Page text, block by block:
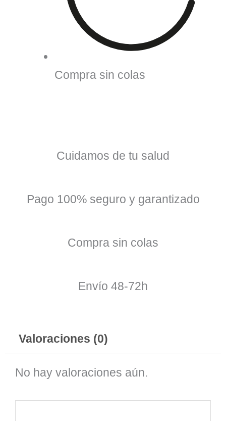
Compra sin colas
Cuidamos de tu salud
Pago 100% seguro y garantizado
Compra sin colas
Envío 48-72h
Valoraciones (0)
No hay valoraciones aún.